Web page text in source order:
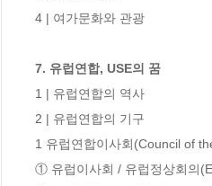
4 | 여가문화와 관광
7. 유럽연합, USE의 꿈
1 | 유럽연합의 역사
2 | 유럽연합의 기구
1 유럽연합이사회(Council of
① 유럽이사회 / 유럽정상회의